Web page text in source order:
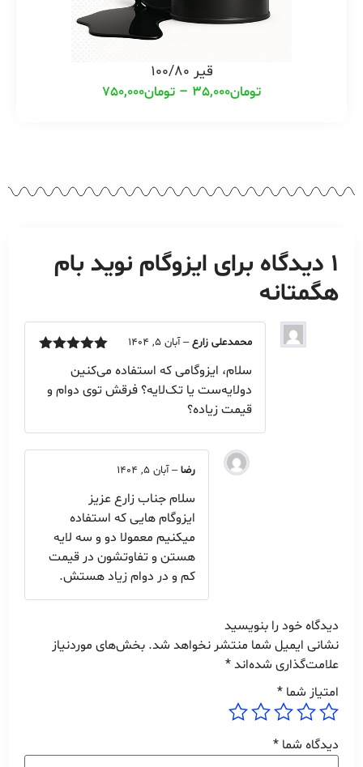
قیر 100/80
تومان35,000
– تومان750,000
1 دیدگاه برای
ایزوگام نوید بام
هگمتانه
5
محمدعلی زارع– آبان 5, 1404
سلام، ایزوگامی که استفاده می‌کنین
دولایه‌ست یا تک‌لایه؟ فرقش توی دوام و
قیمت زیاده؟
رضا– آبان 5, 1404
سلام جناب زارع عزیز
ایزوگام هایی که استفاده
میکنیم معمولا دو و سه لایه
هستن و تفاوتشون در قیمت
کم و در دوام زیاد هستش.
دیدگاه خود را بنویسید
نشانی ایمیل شما منتشر نخواهد شد. بخش‌های موردنیاز
علامت‌گذاری شده‌اند*
امتیاز شما *
دیدگاه شما *